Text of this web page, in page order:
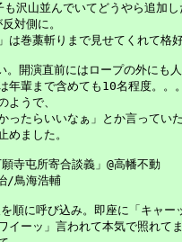
沢山並んでいてどうやら追加し
対側に。
巻藁斬りまで見せてくれて格
開演直前にはロープの外にも
年輩まで含めても10名程度。。
うで、
たらいいなぁ」とか言ってい
ました。
寺屯所寄合談義」@高幡不動
/鳥海浩輔
順に呼び込み。即座に「キャー
ーッ」言われて本気で照れて